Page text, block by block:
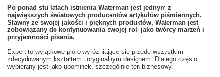
Po ponad stu latach istnienia Waterman jest jednym z
największych światowych producentów artykułów piśmiennych.
Sławny ze swojej jakości i pięknych produktów, Waterman jest
zobowiązany do kontynuowania swojej roli jako twórcy marzeń i
przyjemności pisania.
Expert to wyjątkowe pióro wyróżniające się przede wszystkim
zdecydowanym kształtem i oryginalnym designem. Dlatego często
wybierany jest jako upominek, szczególnie ten biznesowy.